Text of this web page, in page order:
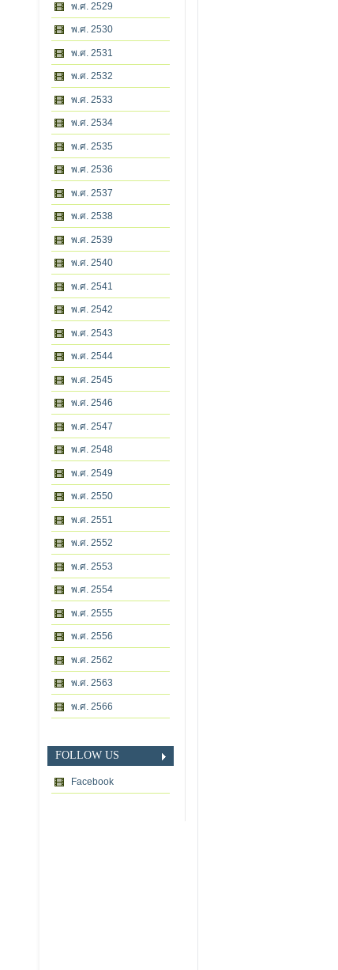
พ.ศ. 2529
พ.ศ. 2530
พ.ศ. 2531
พ.ศ. 2532
พ.ศ. 2533
พ.ศ. 2534
พ.ศ. 2535
พ.ศ. 2536
พ.ศ. 2537
พ.ศ. 2538
พ.ศ. 2539
พ.ศ. 2540
พ.ศ. 2541
พ.ศ. 2542
พ.ศ. 2543
พ.ศ. 2544
พ.ศ. 2545
พ.ศ. 2546
พ.ศ. 2547
พ.ศ. 2548
พ.ศ. 2549
พ.ศ. 2550
พ.ศ. 2551
พ.ศ. 2552
พ.ศ. 2553
พ.ศ. 2554
พ.ศ. 2555
พ.ศ. 2556
พ.ศ. 2562
พ.ศ. 2563
พ.ศ. 2566
FOLLOW US
Facebook